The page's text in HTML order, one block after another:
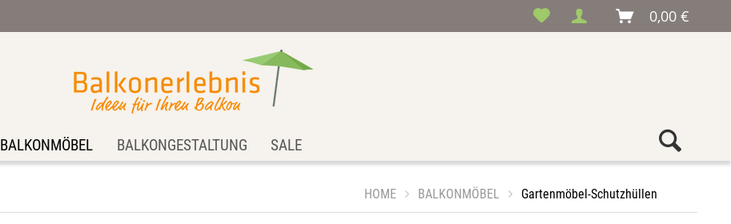
0,00 €
BALKONMÖBEL BALKONGESTALTUNG SALE
HOME BALKONMÖBEL Gartenmöbel-Schutzhüllen